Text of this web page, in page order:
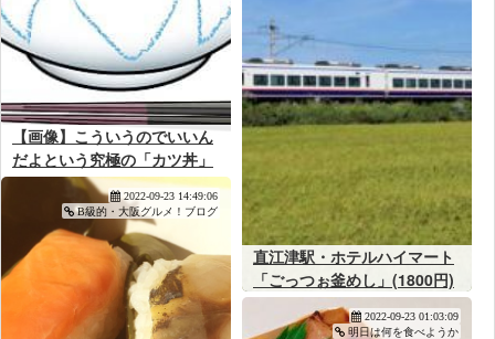
【画像】こういうのでいいん
だよという究極の「カツ丼」
ついに見つかる
直江津駅・ホテルハイマート
「ごっつぉ釜めし」(1800円)
～新潟・上越の味を少し豪華
な釜めしで！
2022-09-23 14:49:06
B級的・大阪グルメ！ブログ
2022-09-23 01:03:09
明日は何を食べようか